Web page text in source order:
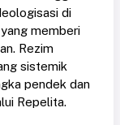
di
memberi
Rezim
sistemik
pendek dan
Repelita.